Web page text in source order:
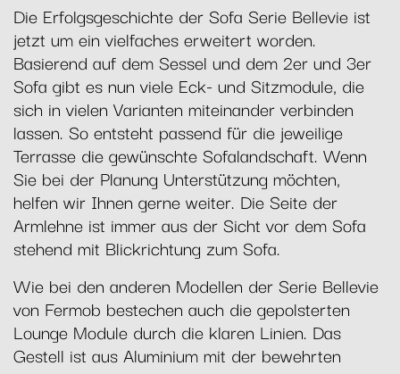
Die Erfolgsgeschichte der Sofa Serie Bellevie ist
jetzt um ein vielfaches erweitert worden.
Basierend auf dem Sessel und dem 2er und 3er
Sofa gibt es nun viele Eck- und Sitzmodule, die
sich in vielen Varianten miteinander verbinden
lassen. So entsteht passend für die jeweilige
Terrasse die gewünschte Sofalandschaft. Wenn
Sie bei der Planung Unterstützung möchten,
helfen wir Ihnen gerne weiter. Die Seite der
Armlehne ist immer aus der Sicht vor dem Sofa
stehend mit Blickrichtung zum Sofa.
Wie bei den anderen Modellen der Serie Bellevie
von Fermob bestechen auch die gepolsterten
Lounge Module durch die klaren Linien. Das
Gestell ist aus Aluminium mit der bewehrten